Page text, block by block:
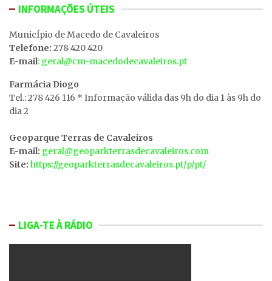
INFORMAÇÕES ÚTEIS
MunicÍpio de Macedo de Cavaleiros
Telefone: 278 420 420
E-mail: geral@cm-macedodecavaleiros.pt
Farmácia Diogo
Tel.: 278 426 116 * Informação válida das 9h do dia 1 às 9h do
dia 2
Geoparque Terras de Cavaleiros
E-mail: geral@geoparkterrasdecavaleiros.com
Site: https://geoparkterrasdecavaleiros.pt/p/pt/
LIGA-TE À RÁDIO